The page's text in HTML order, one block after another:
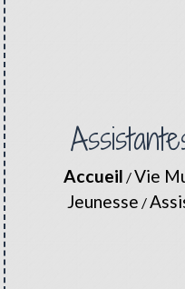
Accueil /Vie
Jeunesse /